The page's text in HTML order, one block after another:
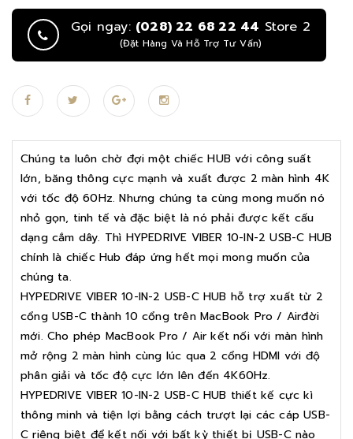
Gọi ngay: (028) 22 68 22 44 Store 2
(Đặt Hàng Và Hỗ Trợ Tư Vấn)
Chúng ta luôn chờ đợi một chiếc HUB với công suất
lớn, băng thông cực mạnh và xuất được 2 màn hình 4K
với tốc độ 60Hz. Nhưng chúng ta cùng mong muốn nó
nhỏ gọn, tinh tế và đặc biệt là nó phải được kết cấu
dạng cắm dây. Thì HYPEDRIVE VIBER 10-IN-2 USB-C HUB
chính là chiếc Hub đáp ứng hết mọi mong muốn của
chúng ta.
HYPEDRIVE VIBER 10-IN-2 USB-C HUB hỗ trợ xuất từ 2
cổng USB-C thành 10 cổng trên MacBook Pro / Airđời
mới. Cho phép MacBook Pro / Air kết nối với màn hình
mở rộng 2 màn hình cùng lúc qua 2 cổng HDMI với độ
phân giải và tốc độ cực lớn lên đến 4K60Hz.
HYPEDRIVE VIBER 10-IN-2 USB-C HUB thiết kế cực kì
thông minh và tiện lợi bằng cách trượt lại các cáp USB-
C riêng biệt để kết nối với bất kỳ thiết bị USB-C nào